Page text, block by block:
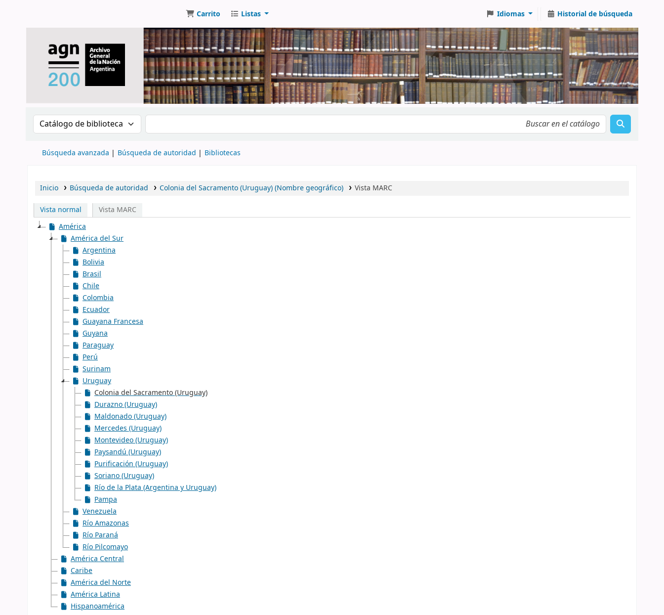
Carrito Listas Idiomas Historial de búsqueda
Buscar en el catálogo por: Buscar en el catálogo
Búsqueda avanzada Búsqueda de autoridad Bibliotecas
Inicio Búsqueda de autoridad Colonia del Sacramento (Uruguay) (Nombre geográfico) Vista MARC
Vista normal
Vista MARC
América
América del Sur
Argentina
Bolivia
Brasil
Chile
Colombia
Ecuador
Guayana Francesa
Guyana
Paraguay
Perú
Surinam
Uruguay
Colonia del Sacramento (Uruguay)
Durazno (Uruguay)
Maldonado (Uruguay)
Mercedes (Uruguay)
Montevideo (Uruguay)
Paysandú (Uruguay)
Purificación (Uruguay)
Soriano (Uruguay)
Río de la Plata (Argentina y Uruguay)
Pampa
Venezuela
Río Amazonas
Río Paraná
Río Pilcomayo
América Central
Caribe
América del Norte
América Latina
Hispanoamérica